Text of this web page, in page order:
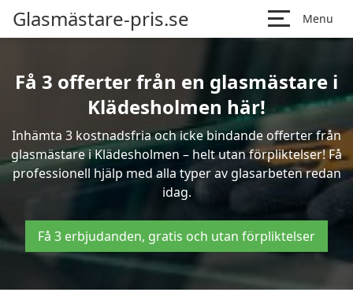
Glasmästare-pris.se Menu
Få 3 offerter från en glasmästare i
Klädesholmen här!
Inhämta 3 kostnadsfria och icke bindande offerter från
glasmästare i Klädesholmen – helt utan förpliktelser! Få
professionell hjälp med alla typer av glasarbeten redan
idag.
Få 3 erbjudanden, gratis och utan förpliktelser